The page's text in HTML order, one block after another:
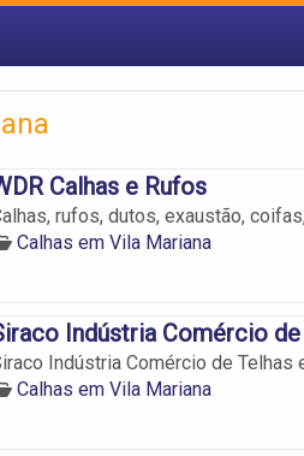
Calhas e Rufos
rufos, dutos, exaustão,
Calhas em Vila Mariana
Indústria Comércio de
Indústria Comércio de Telhas
Calhas em Vila Mariana